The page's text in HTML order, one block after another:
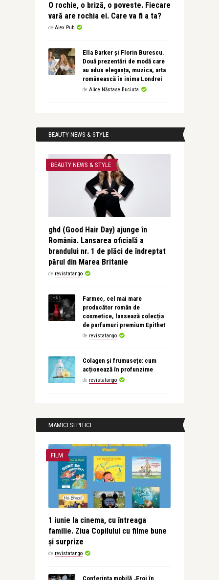
O rochie, o briză, o poveste. Fiecare
vară are rochia ei. Care va fi a ta?
de Alex Pub
Ella Barker și Florin Burescu.
Două prezentări de modă care
au adus eleganța, muzica, arta
românească în inima Londrei
de Alice Năstase Buciuta
BEAUTY NEWS & STYLE
BEAUTY NEWS & STYLE
ghd (Good Hair Day) ajunge în
România. Lansarea oficială a
brandului nr. 1 de plăci de îndreptat
părul din Marea Britanie
de revistatango
Farmec, cel mai mare
producător român de
cosmetice, lansează colecția
de parfumuri premium Epithet
de revistatango
Colagen și frumusețe: cum
acționează în profunzime
de revistatango
MAMICI SI PITICI
FILM
1 iunie la cinema, cu întreaga
familie. Ziua Copilului cu filme bune
și surprize
de revistatango
Conferința mobilă „Eroi în